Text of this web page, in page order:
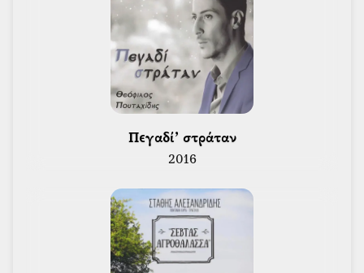
Πεγαδί’ στράταν
2016